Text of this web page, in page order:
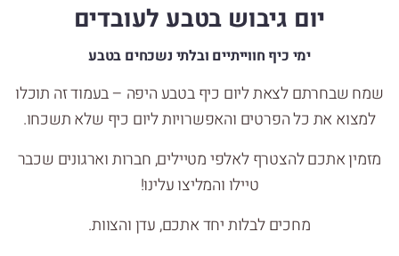
יום גיבוש בטבע לעובדים
ימי כיף חווייתיים ובלתי נשכחים בטבע
שמח שבחרתם לצאת ליום כיף בטבע היפה – בעמוד זה תוכלו
למצוא את כל הפרטים והאפשרויות ליום כיף שלא תשכחו.
מזמין אתכם להצטרף לאלפי מטיילים, חברות וארגונים שכבר
טיילו והמליצו עלינו!
מחכים לבלות יחד אתכם, עדן והצוות.